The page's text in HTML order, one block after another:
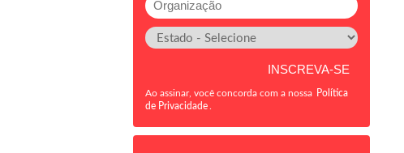
Ao assinar, você concorda com a nossa Política
de Privacidade